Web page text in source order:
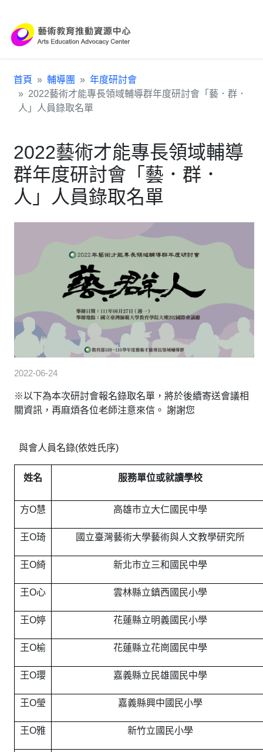
首頁 輔導團
年度研討會
2022藝術才能專長領域輔導群年度研討會「藝．群．
人」人員錄取名單
2022藝術才能專長領域輔導
群年度研討會「藝．群．
人」人員錄取名單
2022-06-24
※以下為本次研討會報名錄取名單，將於後續寄送會議相
關資訊，再麻煩各位老師注意來信。 謝謝您
與會人員名錄(依姓氏序)
姓名 服務單位或就讀學校
方O慧 高雄市立大仁國民中學
王O琦 國立臺灣藝術大學藝術與人文教學研究所
王O綺 新北市立三和國民中學
王O心 雲林縣立鎮西國民小學
王O婷 花蓮縣立明義國民小學
王O榆 花蓮縣立花崗國民中學
王O瓔 嘉義縣立民雄國民中學
王O瑩 嘉義縣興中國民小學
王O雅 新竹立國民小學